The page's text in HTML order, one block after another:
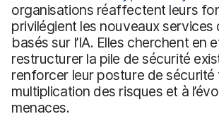
organisations réaffectent leurs
privilégient les nouveaux services
basés sur l’IA. Elles cherchent en
restructurer la pile de sécurité
renforcer leur posture de sécurité
multiplication des risques et à
menaces.